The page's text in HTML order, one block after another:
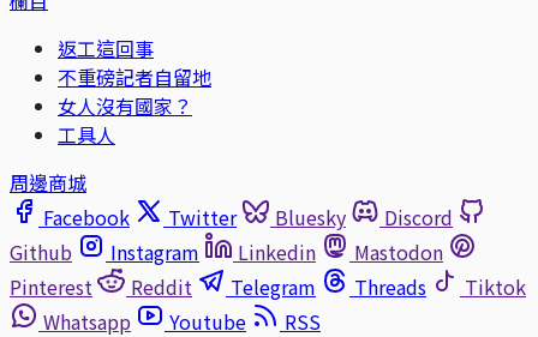
返工這回事
不重磅記者自留地
女人沒有國家？
工具人
周邊商城
Facebook
Twitter Bluesky
Discord
Github
Instagram Linkedin
Mastodon
Pinterest
Reddit Telegram Threads
Tiktok
Whatsapp
Youtube
RSS